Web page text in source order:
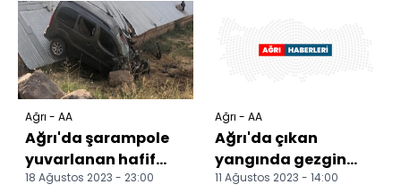
Ağrı - AA
Ağrı'da şarampole
yuvarlanan hafif
ticari araçtaki 9 kişi
18 Ağustos 2023 - 23:00
Ağrı - AA
Ağrı'da çıkan
yangında gezgin
arıcının kovanlarının
11 Ağustos 2023 - 14:00